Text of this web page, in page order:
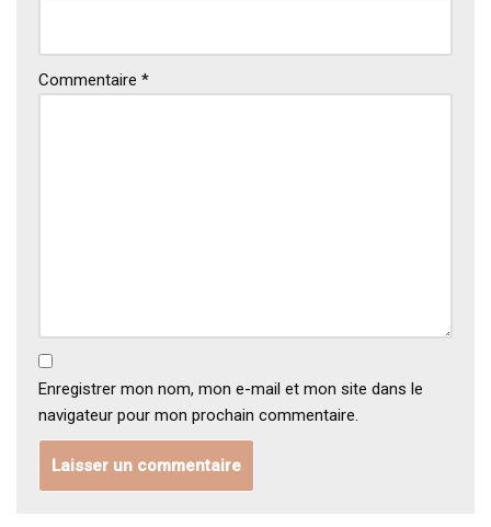
Commentaire *
Enregistrer mon nom, mon e-mail et mon site dans le
navigateur pour mon prochain commentaire.